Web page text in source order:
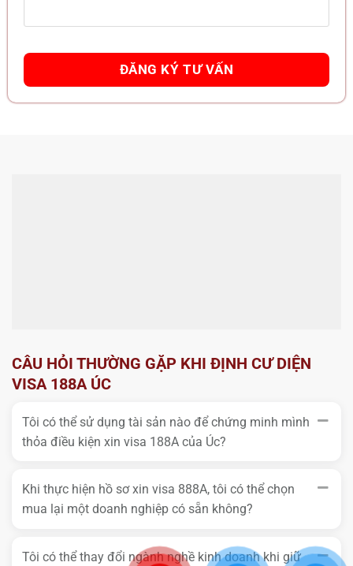
CÂU HỎI THƯỜNG GẶP KHI ĐỊNH CƯ DIỆN
VISA 188A ÚC
Tôi có thể sử dụng tài sản nào để chứng minh mình
thỏa điều kiện xin visa 188A của Úc?
Khi thực hiện hồ sơ xin visa 888A, tôi có thể chọn
mua lại một doanh nghiệp có sẵn không?
Tôi có thể thay đổi ngành nghề kinh doanh khi giữ